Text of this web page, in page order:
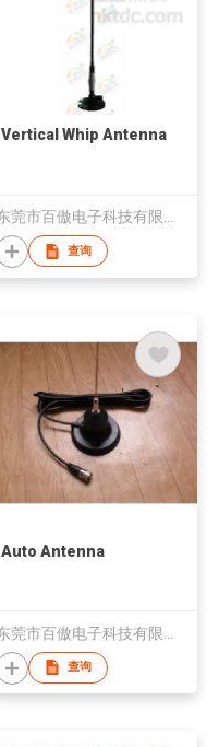
Vertical Whip Antenna
东莞市百傲电子科技有限公司
查询
Auto Antenna
查询